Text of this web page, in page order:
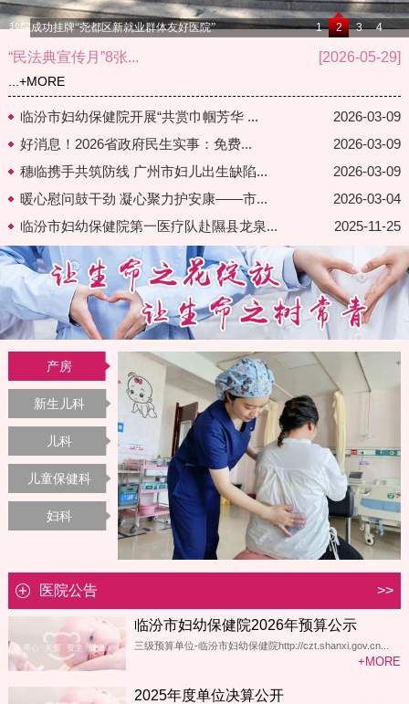
我院成功挂牌“尧都区新就业群体友好医院” 1 2 3 4
“民法典宣传月”8张... [2026-05-29]
+MORE
临汾市妇幼保健院开展“共赏巾帼芳华 ...
2026-03-09
好消息！2026省政府民生实事：免费...
2026-03-09
穗临携手共筑防线 广州市妇儿出生缺陷...
2026-03-09
暖心慰问鼓干劲 凝心聚力护安康——市...
2026-03-04
临汾市妇幼保健院第一医疗队赴隰县龙泉...
2025-11-25
产房
新生儿科
儿科
儿童保健科
妇科
医院公告 >>
临汾市妇幼保健院2026年预算公示
三级预算单位-临汾市妇幼保健院http://czt.shanxi.gov.cn...
+MORE
2025年度单位决算公开